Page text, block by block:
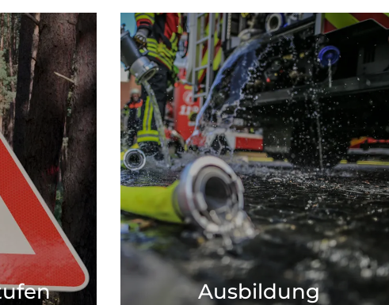
im
Ausbildung
Ausbildung
Aus- und Fortbildung von Kameraden der Freiwilligen
Feuerwehren und Ehrenamt
Mehr zum Thema